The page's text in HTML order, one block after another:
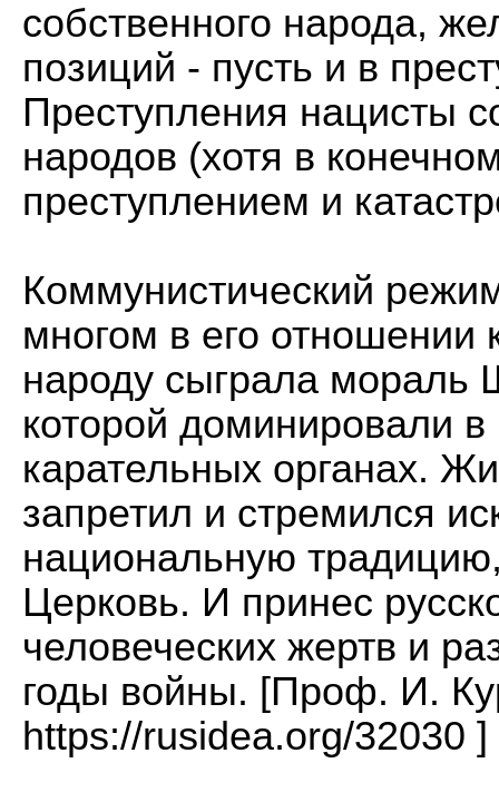
собственного народа,
позиций - пусть и в
Преступления нацисты
народов (хотя в
преступлением и
Коммунистический
многом в его отношении
народу сыграла мораль
которой доминировали
карательных органах.
запретил и стремился
национальную
Церковь. И принес
человеческих жертв и
годы войны. [Проф. И.
https://rusidea.org/32030 ]